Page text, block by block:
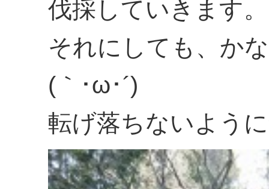
伐採していきます。
それにしても、か
(｀･ω･´)
転げ落ちないよう